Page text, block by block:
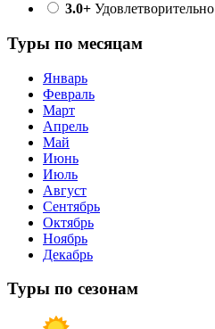
3.0+ Удовлетворительно
Туры по месяцам
Январь
Февраль
Март
Апрель
Май
Июнь
Июль
Август
Сентябрь
Октябрь
Ноябрь
Декабрь
Туры по сезонам